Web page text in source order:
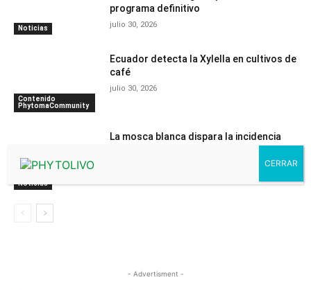
Noticias
programa definitivo
julio 30, 2026
Contenido
PhytomaCommunity
Ecuador detecta la Xylella en cultivos de
café
julio 30, 2026
Noticias
La mosca blanca dispara la incidencia
- Advertisment -